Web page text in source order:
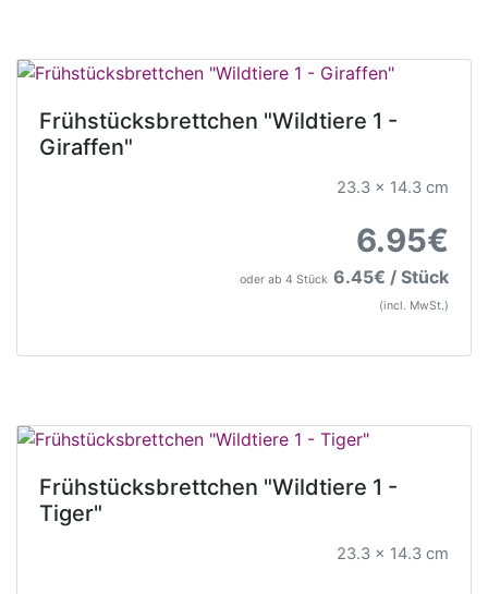
Frühstücksbrettchen "Wildtiere 1 -
Giraffen"
23.3 x 14.3 cm
6.95€
oder ab 4 Stück 6.45€ / Stück
(incl. MwSt.)
Frühstücksbrettchen "Wildtiere 1 -
Tiger"
23.3 x 14.3 cm